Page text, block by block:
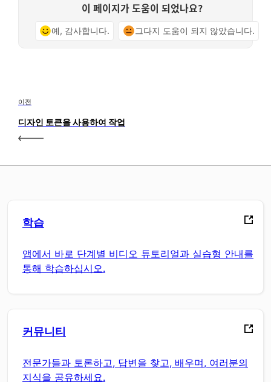
이 페이지가 도움이 되었나요?
예, 감사합니다. 그다지 도움이 되지 않았습니다.
이전
디자인 토큰을 사용하여 작업
학습
앱에서 바로 단계별 비디오 튜토리얼과 실습형 안내를
통해 학습하십시오.
커뮤니티
전문가들과 토론하고, 답변을 찾고, 배우며, 여러분의
지식을 공유하세요.